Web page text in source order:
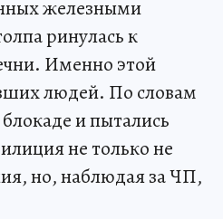
железными
ринулась к
Именно этой
людей. По словам
и пытались
не только не
но, наблюдая за ЧП,